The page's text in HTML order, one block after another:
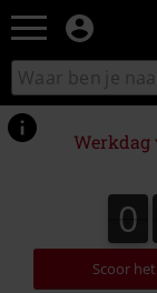
Zoek
in
catalogus
Werkdag
0
0
Scoor